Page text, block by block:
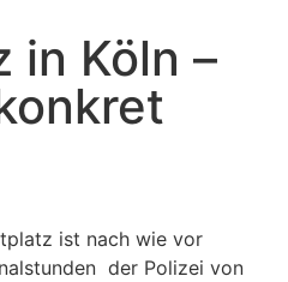
in Köln –
ist nach wie vor
der Polizei von